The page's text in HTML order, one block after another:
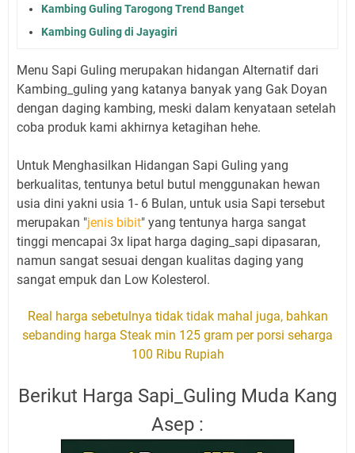
Kambing Guling Tarogong Trend Banget
Kambing Guling di Jayagiri
Menu Sapi Guling merupakan hidangan Alternatif dari
Kambing_guling yang katanya banyak yang Gak Doyan
dengan daging kambing, meski dalam kenyataan setelah
coba produk kami akhirnya ketagihan hehe.
Untuk Menghasilkan Hidangan Sapi Guling yang
berkualitas, tentunya betul butul menggunakan hewan
usia dini yakni usia 1- 6 Bulan, untuk usia Sapi tersebut
merupakan "jenis bibit" yang tentunya harga sangat
tinggi mencapai 3x lipat harga daging_sapi dipasaran,
namun sangat sesuai dengan kualitas daging yang
sangat empuk dan Low Kolesterol.
Real harga sebetulnya tidak tidak mahal juga, bahkan
sebanding harga Steak min 125 gram per porsi seharga
100 Ribu Rupiah
Berikut Harga Sapi_Guling Muda Kang
Asep :